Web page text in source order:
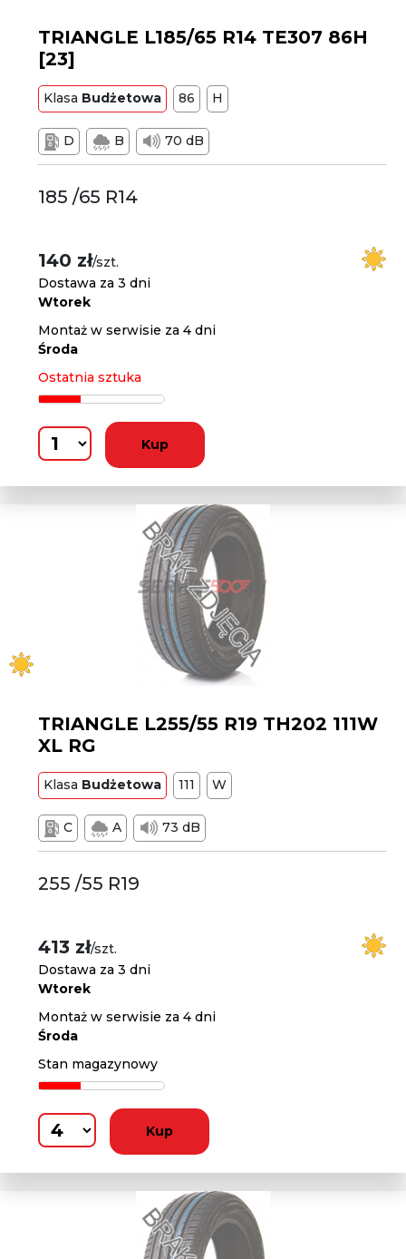
TRIANGLE L185/65 R14 TE307 86H
[23]
Klasa Budżetowa 86 H
D B 70 dB
185 /65 R14
140 zł/szt.
Dostawa za 3 dni
Wtorek
Montaż w serwisie za 4 dni
Środa
Ostatnia sztuka
Kup
TRIANGLE L255/55 R19 TH202 111W
XL RG
Klasa Budżetowa 111 W
C A 73 dB
255 /55 R19
413 zł/szt.
Dostawa za 3 dni
Wtorek
Montaż w serwisie za 4 dni
Środa
Stan magazynowy
Kup